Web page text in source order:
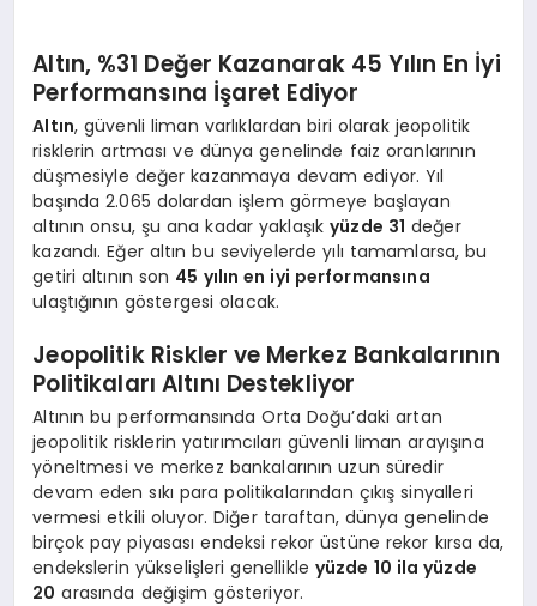
Altın, %31 Değer Kazanarak 45 Yılın En İyi
Performansına İşaret Ediyor
Altın, güvenli liman varlıklardan biri olarak jeopolitik
risklerin artması ve dünya genelinde faiz oranlarının
düşmesiyle değer kazanmaya devam ediyor. Yıl
başında 2.065 dolardan işlem görmeye başlayan
altının onsu, şu ana kadar yaklaşıkyüzde 31 değer
kazandı. Eğer altın bu seviyelerde yılı tamamlarsa, bu
getiri altının son 45 yılın en iyi performansına
ulaştığının göstergesi olacak.
Jeopolitik Riskler ve Merkez Bankalarının
Politikaları Altını Destekliyor
Altının bu performansında Orta Doğu’daki artan
jeopolitik risklerin yatırımcıları güvenli liman arayışına
yöneltmesi ve merkez bankalarının uzun süredir
devam eden sıkı para politikalarından çıkış sinyalleri
vermesi etkili oluyor. Diğer taraftan, dünya genelinde
birçok pay piyasası endeksi rekor üstüne rekor kırsa da,
endekslerin yükselişleri genellikle yüzde 10 ila yüzde
20 arasında değişim gösteriyor.